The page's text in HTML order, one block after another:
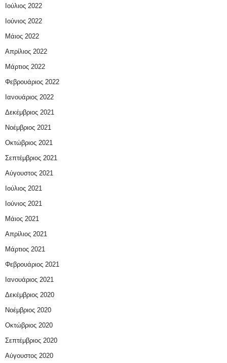
Ιούλιος 2022
Ιούνιος 2022
Μάιος 2022
Απρίλιος 2022
Μάρτιος 2022
Φεβρουάριος 2022
Ιανουάριος 2022
Δεκέμβριος 2021
Νοέμβριος 2021
Οκτώβριος 2021
Σεπτέμβριος 2021
Αύγουστος 2021
Ιούλιος 2021
Ιούνιος 2021
Μάιος 2021
Απρίλιος 2021
Μάρτιος 2021
Φεβρουάριος 2021
Ιανουάριος 2021
Δεκέμβριος 2020
Νοέμβριος 2020
Οκτώβριος 2020
Σεπτέμβριος 2020
Αύγουστος 2020